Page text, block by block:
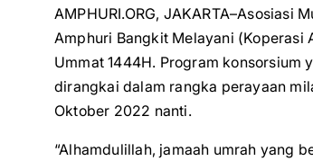
AMPHURI.ORG, JAKARTA–Asosiasi
Amphuri Bangkit Melayani (Koperasi
Ummat 1444H. Program
dirangkai dalam rangka perayaan
Oktober 2022 nanti.
“Alhamdulillah, jamaah umrah yang